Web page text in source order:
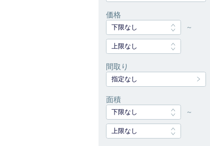
価格
下限なし ～
上限なし
間取り
指定なし
面積
下限なし ～
上限なし